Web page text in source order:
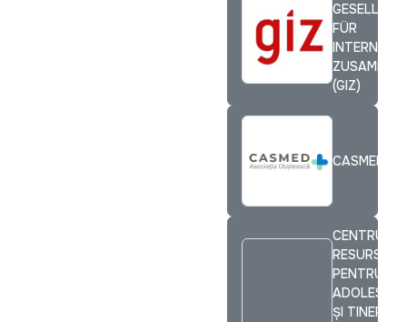
FÜR
(GIZ)
CASMED
CENTRUL
RESURSE
PENTRU
ȘI TINERET